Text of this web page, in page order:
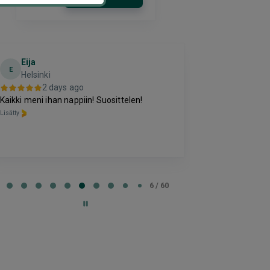
E
Eija
Helsinki
2 days ago
Kaikki meni ihan nappiin! Suosittelen!
Lisätty
6 / 60